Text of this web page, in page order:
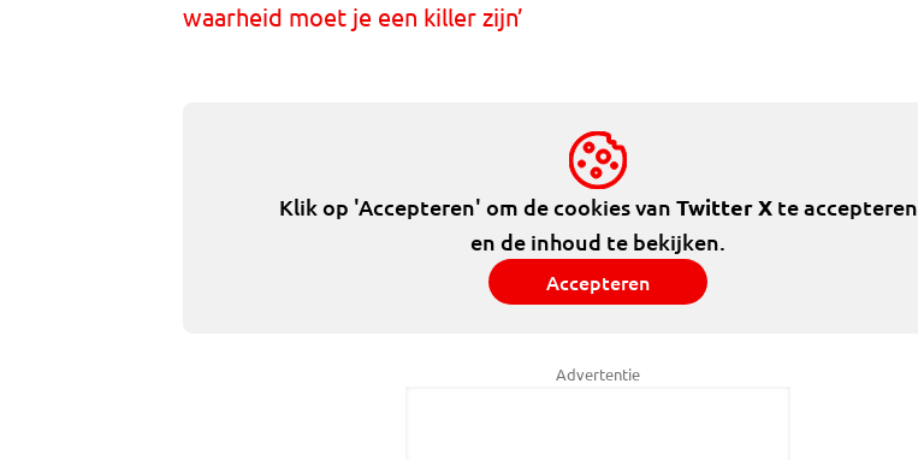
waarheid moet je een killer zijn’
Klik op 'Accepteren' om de cookies van Twitter Xte accepteren
en de inhoud te bekijken.
Accepteren
Advertentie